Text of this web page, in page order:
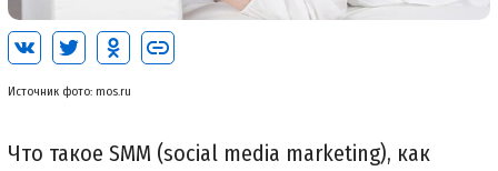
Источник фото: mos.ru
Что такое SMM (social media marketing), как